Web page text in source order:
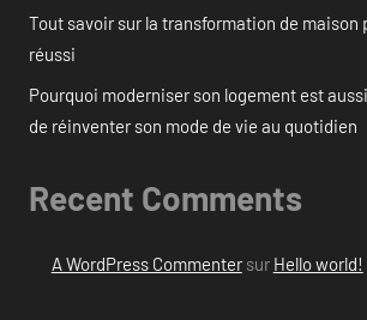
Tout savoir sur la transformation de maison
réussi
Pourquoi moderniser son logement est
de réinventer son mode de vie au quotidien
Recent Comments
A WordPress Commentersur Hello world!